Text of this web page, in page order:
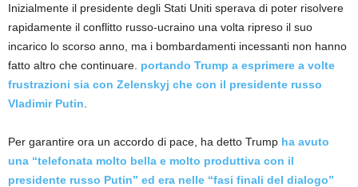
Inizialmente il presidente degli Stati Uniti sperava di poter risolvere
rapidamente il conflitto russo-ucraino una volta ripreso il suo
incarico lo scorso anno, ma i bombardamenti incessanti non hanno
fatto altro che continuare. portando Trump a esprimere a volte
frustrazioni sia con Zelenskyj che con il presidente russo
Vladimir Putin
Per garantire ora un accordo di pace, ha detto Trump ha avuto
una “telefonata molto bella e molto produttiva con il
presidente russo Putin” ed era nelle “fasi finali del dialogo”